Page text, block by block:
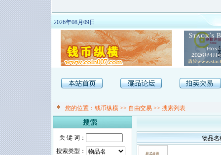
2026年08月09日
您的位置： 钱币纵横>> 自由交易>> 搜索列表
关 键 词：
搜索类型：
物品名